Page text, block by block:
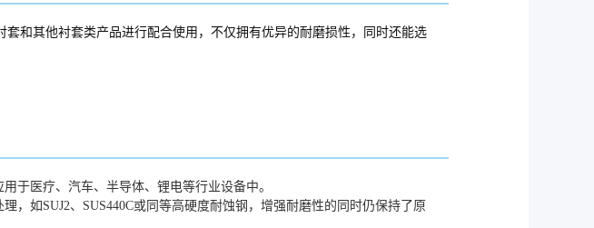
和其他衬套类产品进行配合使用，不仅拥有优异的耐磨损性，同时还能选
于医疗、汽车、半导体、锂电等行业设备中。
，如SUJ2、SUS440C或同等高硬度耐蚀钢，增强耐磨性的同时仍保持了原